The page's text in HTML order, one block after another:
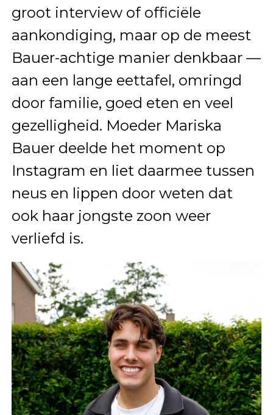
groot interview of officiële
aankondiging, maar op de meest
Bauer-achtige manier denkbaar —
aan een lange eettafel, omringd
door familie, goed eten en veel
gezelligheid. Moeder Mariska
Bauer deelde het moment op
Instagram en liet daarmee tussen
neus en lippen door weten dat
ook haar jongste zoon weer
verliefd is.